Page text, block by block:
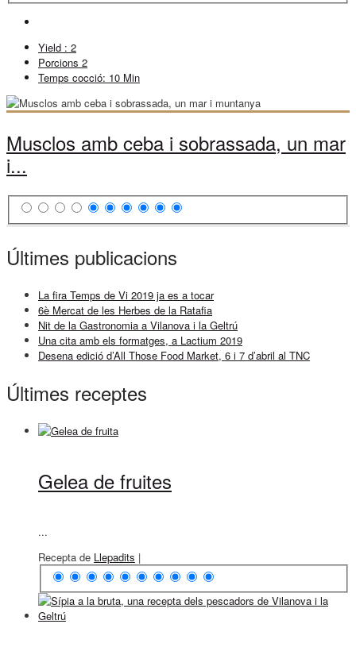
Yield : 2
Porcions 2
Temps cocció: 10 Min
Musclos amb ceba i sobrassada, un mar
i...
Últimes publicacions
La fira Temps de Vi 2019 ja es a tocar
6è Mercat de les Herbes de la Ratafia
Nit de la Gastronomia a Vilanova i la Geltrú
Una cita amb els formatges, a Lactium 2019
Desena edició d’All Those Food Market, 6 i 7 d’abril al TNC
Últimes receptes
Gelea de fruites
...
Recepta de Llepadits |